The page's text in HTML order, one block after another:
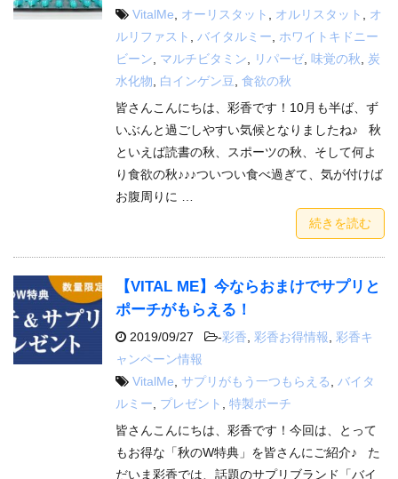
VitalMe
オーリスタット オルリスタット
オ
ルリファスト
バイタルミー
ホワイトキドニー
ビーン
マルチビタミン リパーゼ 味覚の秋
炭
水化物
白インゲン豆 食欲の秋
皆さんこんにちは、彩香です！10月も半ば、ず
いぶんと過ごしやすい気候となりましたね♪ 秋
といえば読書の秋、スポーツの秋、そして何よ
り食欲の秋♪♪♪ついつい食べ過ぎて、気が付けば
お腹周りに …
続きを読む
【VITAL ME】今ならおまけでサプリと
ポーチがもらえる！
2019/09/27 -彩香, 彩香お得情報, 彩香キ
ャンペーン情報
VitalMe, サプリがもう一つもらえる, バイタ
ルミー, プレゼント , 特製ポーチ
皆さんこんにちは、彩香です！今回は、とって
もお得な「秋のW特典」を皆さんにご紹介♪ た
だいま彩香では、話題のサプリブランド「バイ